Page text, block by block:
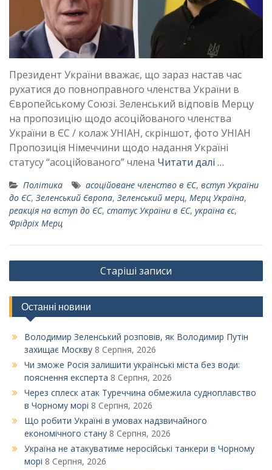
Президент України вважає, що зараз настав час
рухатися до повноправного членства України в
Європейському Союзі. Зеленський відповів Мерцу
на пропозицію щодо асоційованого членства
України в ЄС / колаж УНІАН, скріншот, фото УНІАН
Пропозиція Німеччини щодо надання Україні
статусу “асоційованого” члена Читати далі …
Політика асоційоване членство в ЄС, вступ України
до ЄС, Зеленський Європа, Зеленський мерц, Мерц Україна,
реакція на вступ до ЄС, статус України в ЄС, україна єс,
Фрідріх Мерц
Навігація
за
записами
Старіші записи
Останні новини
Володимир Зеленський розповів, як Володимир Путін
захищає Москву 8 Серпня, 2026
Чи зможе Росія залишити українські міста без води:
пояснення експерта 8 Серпня, 2026
Через сплеск атак Туреччина обмежила судноплавство
в Чорному морі 8 Серпня, 2026
Що робити Україні в умовах надзвичайного
економічного стану 8 Серпня, 2026
Україна не атакуватиме неросійські танкери в Чорному
морі 8 Серпня, 2026